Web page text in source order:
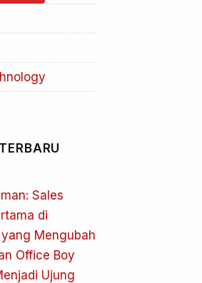
Sales
di
Mengubah
Office Boy
Ujung